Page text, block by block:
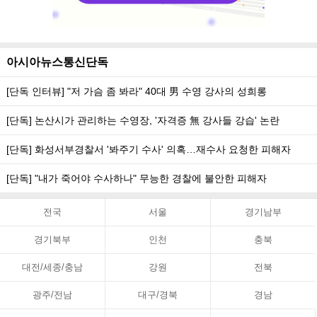
아시아뉴스통신단독
[단독 인터뷰] "저 가슴 좀 봐라" 40대 男 수영 강사의 성희롱
[단독] 논산시가 관리하는 수영장, '자격증 無 강사들 강습' 논란
[단독] 화성서부경찰서 '봐주기 수사' 의혹…재수사 요청한 피해자
[단독] "내가 죽어야 수사하나" 무능한 경찰에 불안한 피해자
전국 서울 경기남부
경기북부 인천 충북
대전/세종/충남 강원 전북
광주/전남 대구/경북 경남